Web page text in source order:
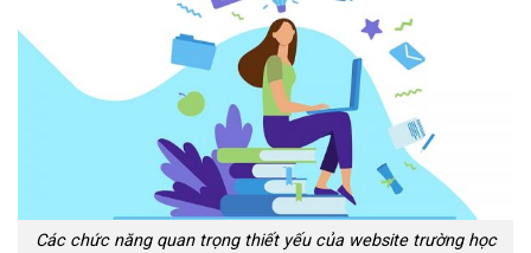
Các chức năng quan trọng thiết yếu của website trường học